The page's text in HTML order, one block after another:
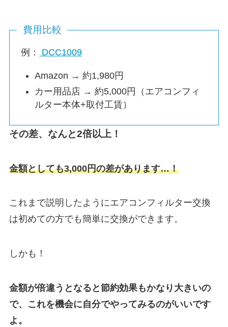
費用比較
例： DCC1009
Amazon → 約1,980円
カー用品店 → 約5,000円（エアコンフィ
ルター本体+取付工賃）
その差、なんと2倍以上！
金額としても3,000円の差があります…！
これまで説明したようにエアコンフィルター交換
は初めての方でも簡単に交換ができます。
しかも！
金額が倍違うとなると節約効果もかなり大きいの
で、これを機会に自分でやってみるのがいいです
よ。